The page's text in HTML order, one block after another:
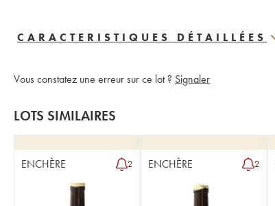
CARACTERISTIQUES DÉTAILLÉES
Vous constatez une erreur sur ce lot ? Signaler
LOTS SIMILAIRES
ENCHÈRE 2 ENCHÈRE 2